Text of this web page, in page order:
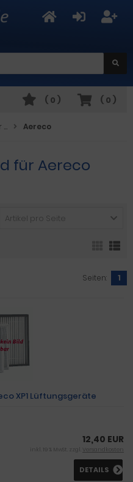
( 0 )
( 0 )
Aereco
für Aereco
Artikel pro Seite
Seiten: 1
XP1 Lüftungsgeräte
12,40 EUR
inkl. 19 % MwSt. zzgl. Versandkosten
DETAILS